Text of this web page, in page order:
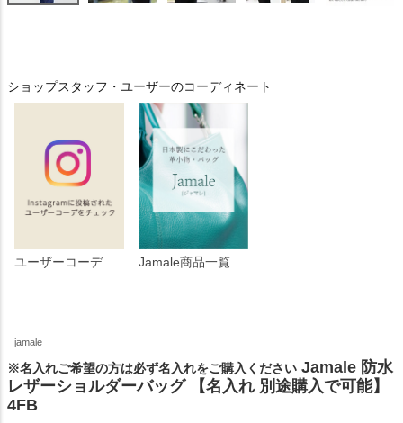
ショップスタッフ・ユーザーのコーディネート
ユーザーコーデ Jamale商品一覧
jamale
※名入れご希望の方は必ず名入れをご購入ください Jamale 防水
レザーショルダーバッグ 【名入れ 別途購入で可能】
4FB